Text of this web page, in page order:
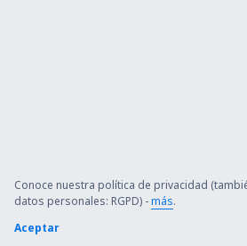
Conoce nuestra política de privacidad
datos personales: RGPD) -más.
Aceptar